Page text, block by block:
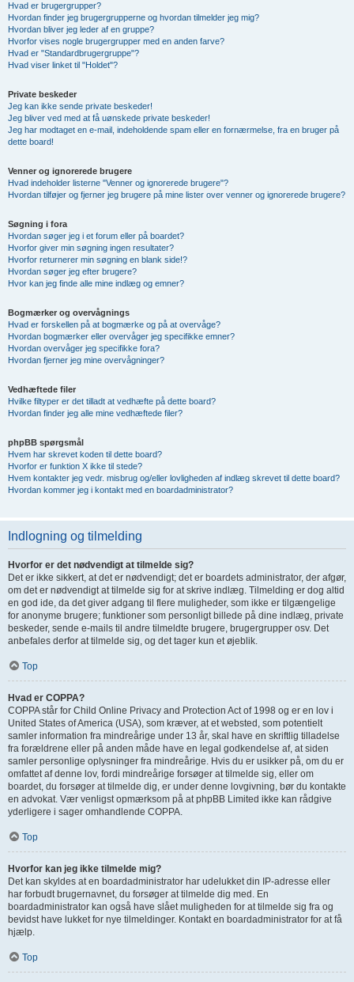
Hvad er brugergrupper?
Hvordan finder jeg brugergrupperne og hvordan tilmelder jeg mig?
Hvordan bliver jeg leder af en gruppe?
Hvorfor vises nogle brugergrupper med en anden farve?
Hvad er "Standardbrugergruppe"?
Hvad viser linket til "Holdet"?
Private beskeder
Jeg kan ikke sende private beskeder!
Jeg bliver ved med at få uønskede private beskeder!
Jeg har modtaget en e-mail, indeholdende spam eller en fornærmelse, fra en bruger på
dette board!
Venner og ignorerede brugere
Hvad indeholder listerne "Venner og ignorerede brugere"?
Hvordan tilføjer og fjerner jeg brugere på mine lister over venner og ignorerede brugere?
Søgning i fora
Hvordan søger jeg i et forum eller på boardet?
Hvorfor giver min søgning ingen resultater?
Hvorfor returnerer min søgning en blank side!?
Hvordan søger jeg efter brugere?
Hvor kan jeg finde alle mine indlæg og emner?
Bogmærker og overvågnings
Hvad er forskellen på at bogmærke og på at overvåge?
Hvordan bogmærker eller overvåger jeg specifikke emner?
Hvordan overvåger jeg specifikke fora?
Hvordan fjerner jeg mine overvågninger?
Vedhæftede filer
Hvilke filtyper er det tilladt at vedhæfte på dette board?
Hvordan finder jeg alle mine vedhæftede filer?
phpBB spørgsmål
Hvem har skrevet koden til dette board?
Hvorfor er funktion X ikke til stede?
Hvem kontakter jeg vedr. misbrug og/eller lovligheden af indlæg skrevet til dette board?
Hvordan kommer jeg i kontakt med en boardadministrator?
Indlogning og tilmelding
Hvorfor er det nødvendigt at tilmelde sig?
Det er ikke sikkert, at det er nødvendigt; det er boardets administrator, der afgør,
om det er nødvendigt at tilmelde sig for at skrive indlæg. Tilmelding er dog altid
en god ide, da det giver adgang til flere muligheder, som ikke er tilgængelige
for anonyme brugere; funktioner som personligt billede på dine indlæg, private
beskeder, sende e-mails til andre tilmeldte brugere, brugergrupper osv. Det
anbefales derfor at tilmelde sig, og det tager kun et øjeblik.
Top
Hvad er COPPA?
COPPA står for Child Online Privacy and Protection Act of 1998 og er en lov i
United States of America (USA), som kræver, at et websted, som potentielt
samler information fra mindreårige under 13 år, skal have en skriftlig tilladelse
fra forældrene eller på anden måde have en legal godkendelse af, at siden
samler personlige oplysninger fra mindreårige. Hvis du er usikker på, om du er
omfattet af denne lov, fordi mindreårige forsøger at tilmelde sig, eller om
boardet, du forsøger at tilmelde dig, er under denne lovgivning, bør du kontakte
en advokat. Vær venligst opmærksom på at phpBB Limited ikke kan rådgive
yderligere i sager omhandlende COPPA.
Top
Hvorfor kan jeg ikke tilmelde mig?
Det kan skyldes at en boardadministrator har udelukket din IP-adresse eller
har forbudt brugernavnet, du forsøger at tilmelde dig med. En
boardadministrator kan også have slået muligheden for at tilmelde sig fra og
bevidst have lukket for nye tilmeldinger. Kontakt en boardadministrator for at få
hjælp.
Top